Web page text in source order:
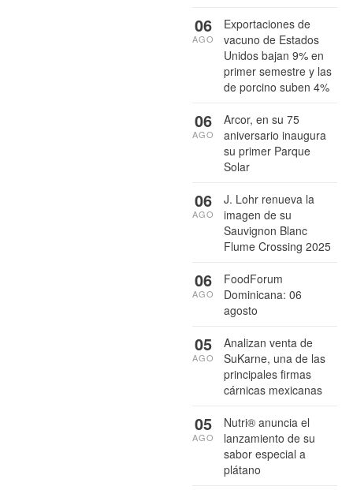
Exportaciones de
vacuno de Estados
Unidos bajan 9% en
primer semestre y las
de porcino suben 4%
06
AGO
Arcor, en su 75
aniversario inaugura
su primer Parque
Solar
06
AGO
J. Lohr renueva la
imagen de su
Sauvignon Blanc
Flume Crossing 2025
06
AGO
FoodForum
Dominicana: 06
agosto
06
AGO
Analizan venta de
SuKarne, una de las
principales firmas
cárnicas mexicanas
05
AGO
Nutri® anuncia el
lanzamiento de su
sabor especial a
plátano
05
AGO